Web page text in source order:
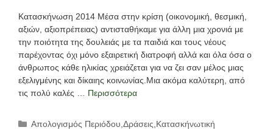
Κατασκήνωση 2014 Μέσα στην κρίση (οικονομική, θεσμική,
αξιών, αξιοπρέπειας) αντισταθήκαμε για άλλη μια χρονιά με
την ποιότητα της δουλειάς με τα παιδιά και τους νέους
παρέχοντας όχι μόνο εξαιρετική διατροφή αλλά και όλα όσα ο
άνθρωπος κάθε ηλικίας χρειάζεται για να ζει σαν μέλος μιας
εξελιγμένης και δίκαιης κοινωνίας.Mια ακόμα καλύτερη, από
τις πολύ καλές … Περισσότερα
Κατηγορίες
Απολογισμός Περιόδου ,Δράσεις Κατασκήνωτική